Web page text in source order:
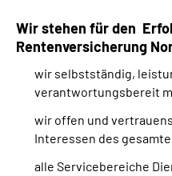
Wir stehen für den
Rentenversicherung
wir selbstständig,
verantwortungsbereit
wir offen und
Interessen des
alle Servicebereiche